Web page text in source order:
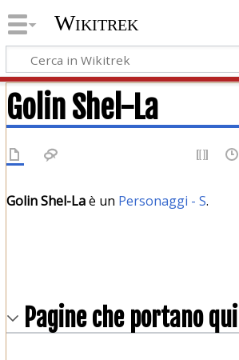
Wikitrek
Golin Shel-La
Golin Shel-Laè un Personaggi - S.
Pagine che portano qui